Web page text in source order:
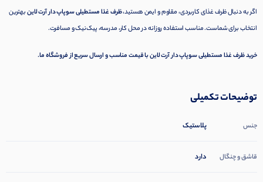
اگر به دنبال ظرف غذای کاربردی، مقاوم و ایمن هستید،ظرف غذا مستطیلی سوپاپ دار آرت لاینبهترین
انتخاب برای شماست. مناسب استفاده روزانه در محل کار، مدرسه، پیک‌نیک و مسافرت.
خرید ظرف غذا مستطیلی سوپاپ دار آرت لاین با قیمت مناسب و ارسال سریع از فروشگاه ما.
توضیحات تکمیلی
جنس پلاستیک
قاشق و چنگال دارد